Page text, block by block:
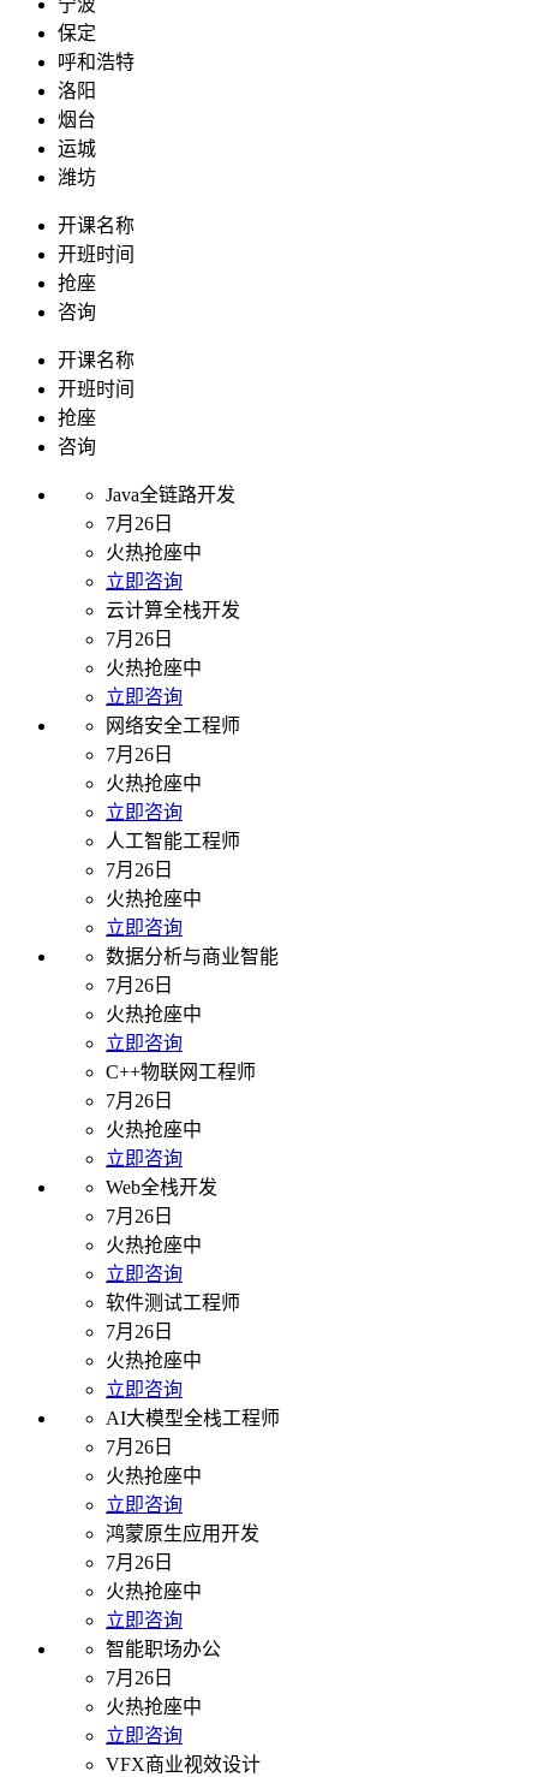
宁波
保定
呼和浩特
洛阳
烟台
运城
潍坊
开课名称
开班时间
抢座
咨询
开课名称
开班时间
抢座
咨询
Java全链路开发
7月26日
火热抢座中
立即咨询
云计算全栈开发
7月26日
火热抢座中
立即咨询
网络安全工程师
7月26日
火热抢座中
立即咨询
人工智能工程师
7月26日
火热抢座中
立即咨询
数据分析与商业智能
7月26日
火热抢座中
立即咨询
C++物联网工程师
7月26日
火热抢座中
立即咨询
Web全栈开发
7月26日
火热抢座中
立即咨询
软件测试工程师
7月26日
火热抢座中
立即咨询
AI大模型全栈工程师
7月26日
火热抢座中
立即咨询
鸿蒙原生应用开发
7月26日
火热抢座中
立即咨询
智能职场办公
7月26日
火热抢座中
立即咨询
VFX商业视效设计